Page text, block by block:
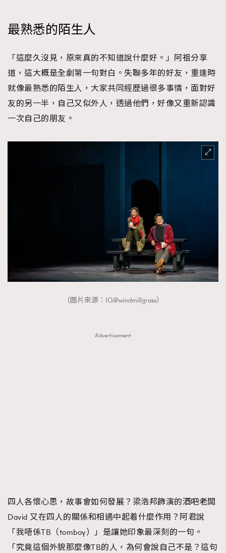
最熟悉的陌生人
「這麼久沒見，原來真的不知道說什麼好。」阿祖分享
道，這大概是全劇第一句對白。失聯多年的好友，重逢時
就像最熟悉的陌生人，大家共同經歷過很多事情，面對好
友的另一半，自己又似外人，透過他們，好像又重新認識
一次自己的朋友。
（圖片來源：IG@windmillgrass）
Advertisement
四人各懷心思，故事會如何發展？梁浩邦飾演的酒吧老闆
David 又在四人的關係和相遇中起着什麼作用？阿君說
「我唔係TB（tomboy）」是讓她印象最深刻的一句。
「究竟這個外貌那麼像TB的人，為何會說自己不是？這句